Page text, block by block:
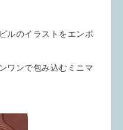
ルのイラストをエンボ
ワンで包み込むミニマ